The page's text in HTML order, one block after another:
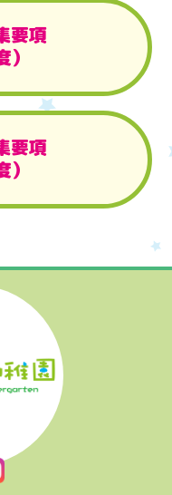
要項
）
要項
）